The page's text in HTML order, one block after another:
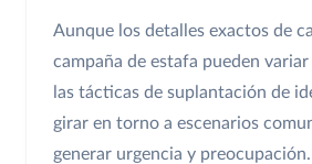
Aunque los detalles exactos de
campaña de estafa pueden
las tácticas de suplantación de
girar en torno a escenarios
generar urgencia y